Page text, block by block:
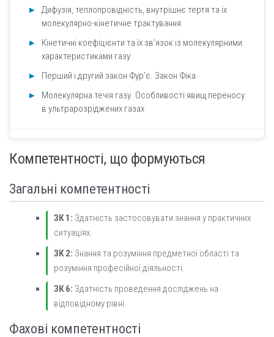
Дифузія, теплопровідність, внутрішнє тертя та їх
молекулярно-кінетичне трактування
Кінетичні коефіцієнти та їх зв’язок із молекулярними
характеристиками газу
Перший і другий закон Фур’є. Закон Фіка
Молекулярна течія газу. Особливості явищ переносу
в ультрарозріджених газах
Компетентності, що формуються
Загальні компетентності
ЗК 1: Здатність застосовувати знання у практичних
ситуаціях.
ЗК 2: Знання та розуміння предметної області та
розуміння професійної діяльності.
ЗК 6: Здатність проведення досліджень на
відповідному рівні.
Фахові компетентності